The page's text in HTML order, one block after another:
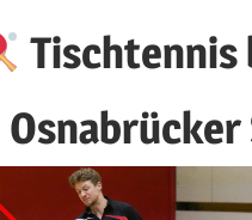
Tischtennis
Osnabrücker